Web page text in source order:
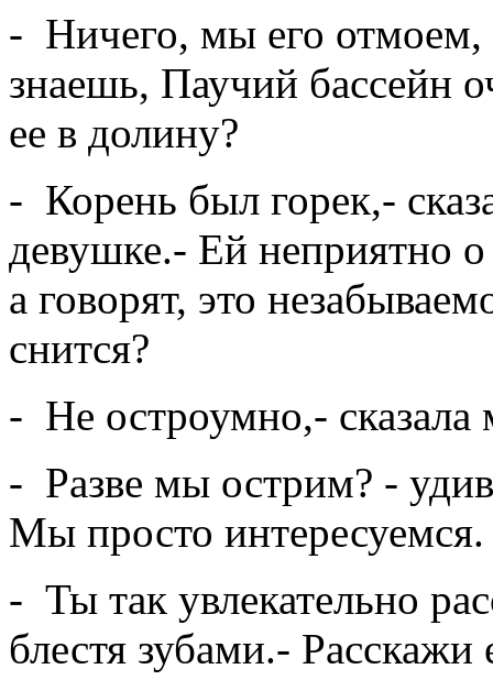
- Ничего, мы его отмоем,
знаешь, Паучий бассейн
ее в долину?
- Корень был горек,-
девушке.- Ей неприятно
а говорят, это
снится?
- Не остроумно,-
- Разве мы острим? -
Мы просто интересуемся.
- Ты так увлекательно
блестя зубами.-